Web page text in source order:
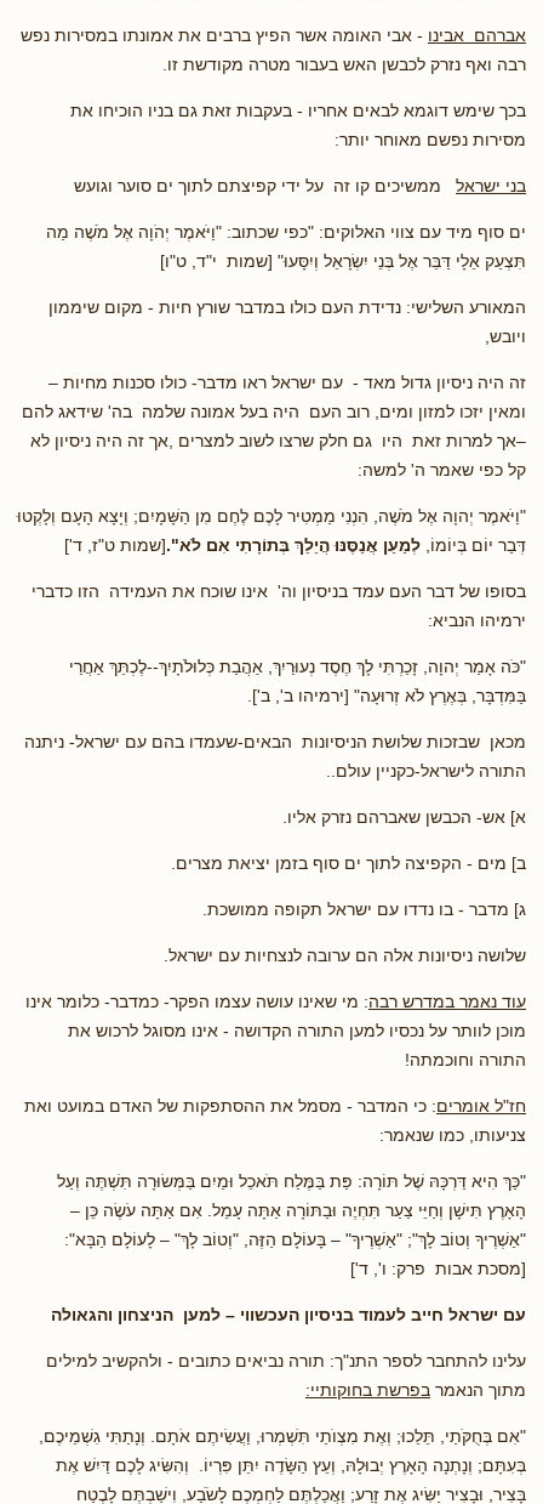
אברהם אבינו - אבי האומה אשר הפיץ ברבים את אמונתו במסירות נפש
רבה ואף נזרק לכבשן האש בעבור מטרה מקודשת זו.
בכך שימש דוגמא לבאים אחריו - בעקבות זאת גם בניו הוכיחו את
מסירות נפשם מאוחר יותר:
בני ישראל ממשיכים קו זה על ידי קפיצתם לתוך ים סוער וגועש
ים סוף מיד עם צווי האלוקים: "כפי שכתוב: "וַיֹּאמֶר יְהֹוָה אֶל מֹשֶׁה מַה
תִּצְעַק אֵלָי דַּבֵּר אֶל בְּנֵי יִשְׂרָאֵל וְיִסָּעוּ" [שמות י"ד, ט"ו]
המאורע השלישי: נדידת העם כולו במדבר שורץ חיות - מקום שיממון
ויובש,
זה היה ניסיון גדול מאד - עם ישראל ראו מדבר- כולו סכנות מחיות –
ומאין יזכו למזון ומים, רוב העם היה בעל אמונה שלמה בה' שידאג להם
–אך למרות זאת היו גם חלק שרצו לשוב למצרים ,אך זה היה ניסיון לא
קל כפי שאמר ה' למשה:
"וַיֹּאמֶר יְהוָה אֶל מֹשֶׁה, הִנְנִי מַמְטִיר לָכֶם לֶחֶם מִן הַשָּׁמָיִם; וְיָצָא הָעָם וְלָקְטוּ
דְּבַר יוֹם בְּיוֹמוֹ, לְמַעַן אֲנַסֶּנּוּ הֲיֵלֵךְ בְּתוֹרָתִי אִם לֹא".[שמות ט"ז, ד']
בסופו של דבר העם עמד בניסיון וה' אינו שוכח את העמידה הזו כדברי
ירמיהו הנביא:
"כֹּה אָמַר יְהוָה, זָכַרְתִּי לָךְ חֶסֶד נְעוּרַיִךְ, אַהֲבַת כְּלוּלֹתָיִךְ--לֶכְתֵּךְ אַחֲרַי
בַּמִּדְבָּר, בְּאֶרֶץ לֹא זְרוּעָה" [ירמיהו ב', ב'].
מכאן שבזכות שלושת הניסיונות הבאים-שעמדו בהם עם ישראל- ניתנה
התורה לישראל-כקניין עולם..
א] אש- הכבשן שאברהם נזרק אליו.
ב] מים - הקפיצה לתוך ים סוף בזמן יציאת מצרים.
ג] מדבר - בו נדדו עם ישראל תקופה ממושכת.
שלושה ניסיונות אלה הם ערובה לנצחיות עם ישראל.
עוד נאמר במדרש רבה: מי שאינו עושה עצמו הפקר- כמדבר- כלומר אינו
מוכן לוותר על נכסיו למען התורה הקדושה - אינו מסוגל לרכוש את
התורה וחוכמתה!
חז"ל אומרים: כי המדבר - מסמל את ההסתפקות של האדם במועט ואת
צניעותו, כמו שנאמר:
"כַּךְ הִיא דַּרְכָּהּ שֶׁל תּוֹרָה: פַּת בַּמֶּלַח תֹּאכֵל וּמַיִם בַּמְּשׂוּרָה תִּשְׁתֶּה וְעַל
הָאָרֶץ תִּישָׁן וְחַיֵּי צַעַר תִּחְיֶה וּבַתּוֹרָה אַתָּה עָמֵל. אִם אַתָּה עֹשֶׂה כֵּן –
"אַשְׁרֶיךָ וְטוֹב לָךְ"; "אַשְׁרֶיךָ" – בָּעוֹלָם הַזֶּה, "וְטוֹב לָךְ" – לָעוֹלָם הַבָּא":
[מסכת אבות פרק: ו', ד']
עם ישראל חייב לעמוד בניסיון העכשווי – למען הניצחון והגאולה
עלינו להתחבר לספר התנ"ך: תורה נביאים כתובים - ולהקשיב למילים
מתוך הנאמר בפרשת בחוקותיי:
"אִם בְּחֻקֹּתַי, תֵּלֵכוּ; וְאֶת מִצְוֺתַי תִּשְׁמְרוּ, וַעֲשִׂיתֶם אֹתָם. וְנָתַתִּי גִשְׁמֵיכֶם,
בְּעִתָּם; וְנָתְנָה הָאָרֶץ יְבוּלָהּ, וְעֵץ הַשָּׂדֶה יִתֵּן פִּרְיוֹ. וְהִשִּׂיג לָכֶם דַּיִשׁ אֶת
בָּצִיר, וּבָצִיר יַשִּׂיג אֶת זָרַע; וַאֲכַלְתֶּם לַחְמְכֶם לָשֹׂבַע, וִישַׁבְתֶּם לָבֶטַח